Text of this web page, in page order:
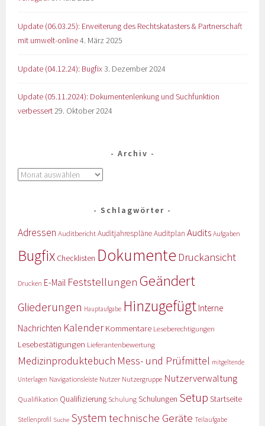
Update (06.03.25): Erweiterung des Rechtskatasters & Partnerschaft
mit umwelt-online4. März 2025
Update (04.12.24): Bugfix 3. Dezember 2024
Update (05.11.2024): Dokumentenlenkung und Suchfunktion
verbessert29. Oktober 2024
Archiv
Schlagwörter
Adressen AuditberichtAuditjahrespläneAuditplan Audits Aufgaben
Bugfix Checklisten Dokumente Druckansicht
Drucken E-Mail Feststellungen Geändert
Gliederungen Hauptaufgabe Hinzugefügt Interne
Nachrichten KalenderKommentare Leseberechtigungen
Lesebestätigungen Lieferantenbewertung
Medizinproduktebuch Mess- und Prüfmittel mitgeltende
Unterlagen Navigationsleiste Nutzer Nutzergruppe Nutzerverwaltung
Qualifikation Qualifizierung Schulung Schulungen Setup Startseite
Stellenprofil Suche System technische Geräte Teilaufgabe